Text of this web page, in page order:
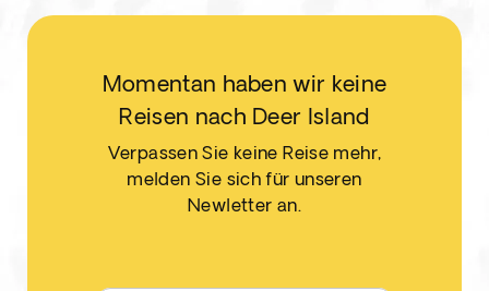
Momentan haben wir keine
Reisen nach Deer Island
Verpassen Sie keine Reise mehr,
melden Sie sich für unseren
Newletter an.